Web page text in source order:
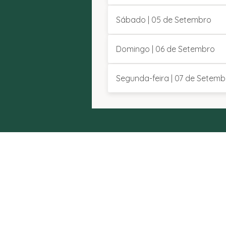
Sábado | 05 de Setembro
Domingo | 06 de Setembro
Segunda-feira | 07 de